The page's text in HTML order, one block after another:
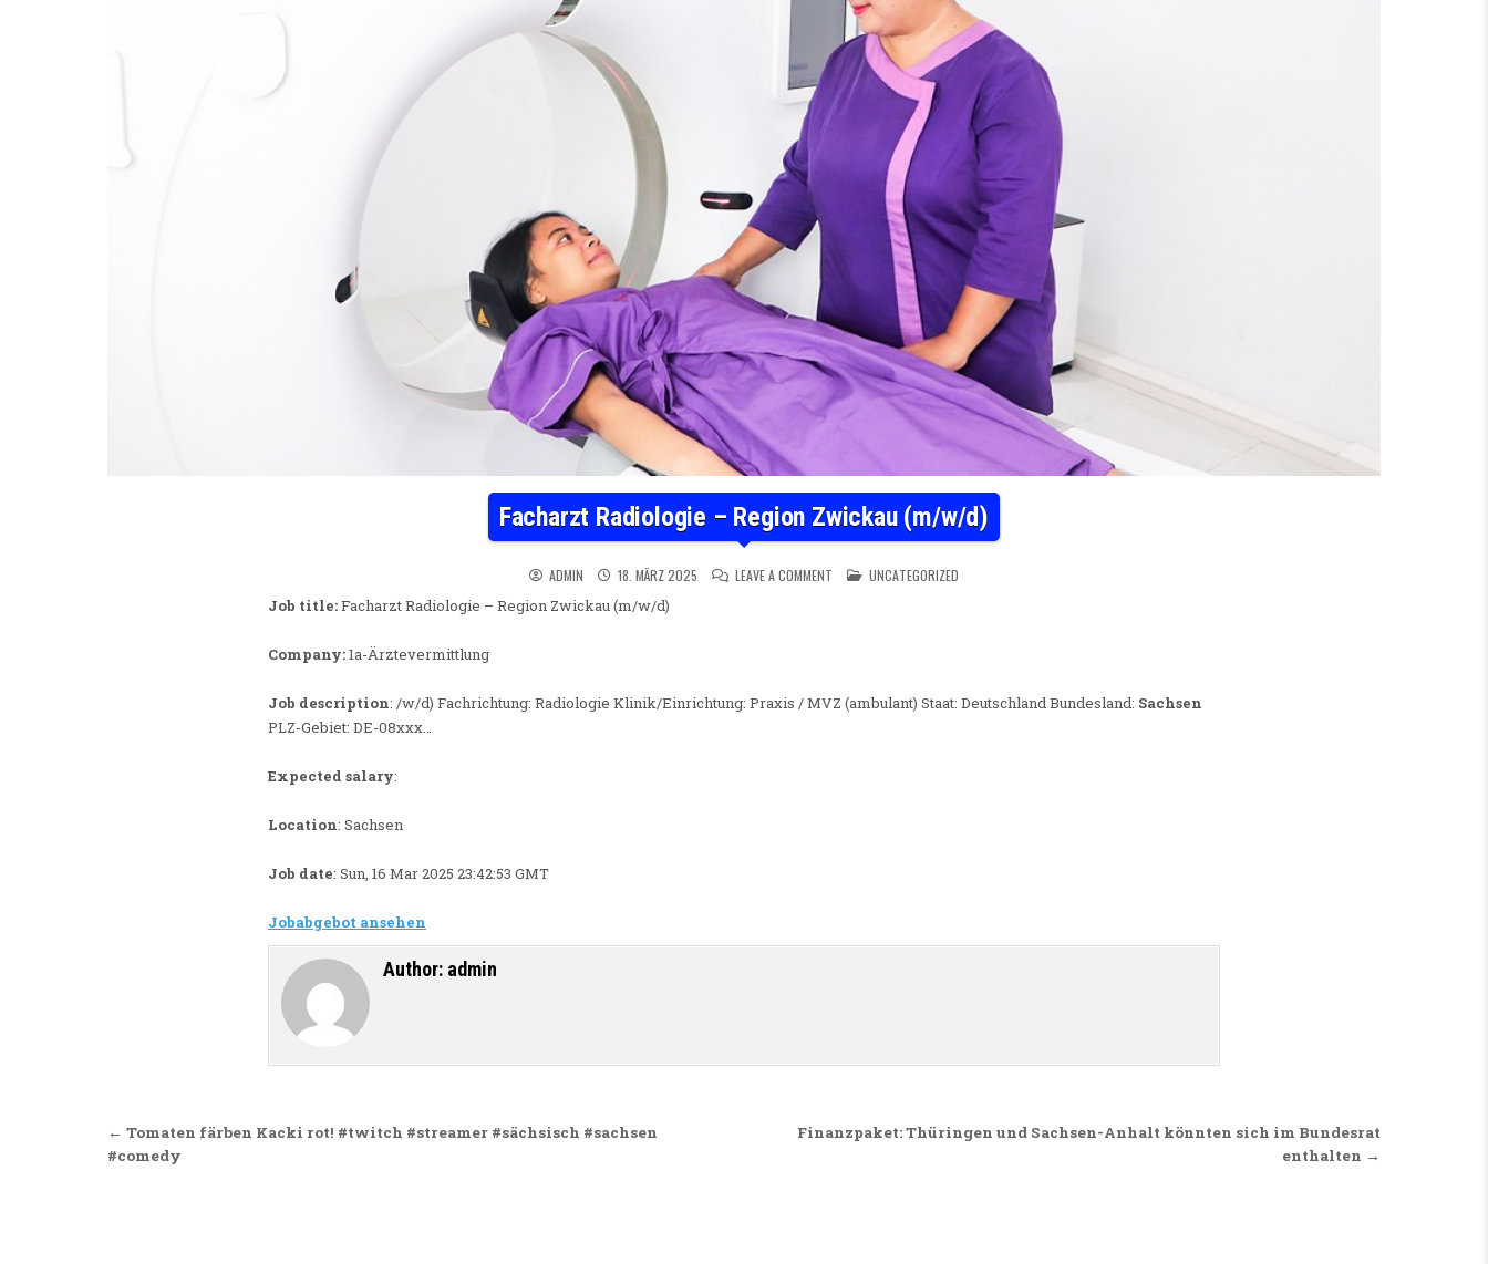
Facharzt Radiologie – Region Zwickau (m/w/d)
ADMIN 18. MÄRZ 2025 LEAVE A COMMENT ON FACHARZT RADIOLOGIE – REGION ZWICKAU (M/W/D)
POSTED IN
UNCATEGORIZED
Job title:Facharzt Radiologie – Region Zwickau (m/w/d)
Company:1a-Ärztevermittlung
Job description: /w/d) Fachrichtung: Radiologie Klinik/Einrichtung: Praxis / MVZ (ambulant) Staat: Deutschland Bundesland: Sachsen
PLZ-Gebiet: DE-08xxx…
Expected salary:
Location: Sachsen
Job date: Sun, 16 Mar 2025 23:42:53 GMT
Jobabgebot ansehen
Author: admin
Beitragsnavigation
Finanzpaket: Thüringen und Sachsen-Anhalt könnten sich im Bundesrat
enthalten →
← Tomaten färben Kacki rot! #twitch #streamer #sächsisch #sachsen
#comedy